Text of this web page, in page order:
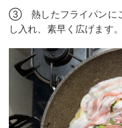
③ 熱したフライパンに
し入れ、素早く広げます。